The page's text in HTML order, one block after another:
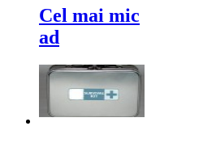
Cel mai mic
ad